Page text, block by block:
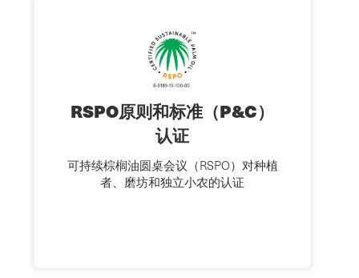
RSPO原则和标准（P&C）
认证
可持续棕榈油圆桌会议（RSPO）对种植
者、磨坊和独立小农的认证